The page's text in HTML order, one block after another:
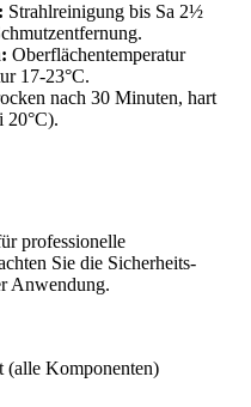
Strahlreinigung bis Sa 2½
Oberflächentemperatur
17-23°C.
nach 30 Minuten, hart
20°C).
professionelle
Sie die Sicherheits-
Anwendung.
(alle Komponenten)